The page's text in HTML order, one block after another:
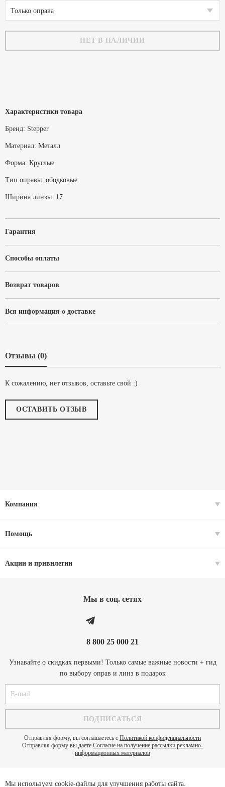
Только оправа
НЕТ В НАЛИЧИИ
Характеристики товара
Бренд: Stepper
Материал: Металл
Форма: Круглые
Тип оправы: ободковые
Ширина линзы: 17
Гарантия
Способы оплаты
Возврат товаров
Вся информация о доставке
Отзывы (0)
К сожалению, нет отзывов, оставьте свой :)
ОСТАВИТЬ ОТЗЫВ
Компания
Помощь
Акции и привилегии
Мы в соц. cетях
8 800 25 000 21
Узнавайте о скидках первыми! Только самые важные новости + гид
по выбору оправ и линз в подарок
Отправляя форму, вы соглашаетесь с Политикой конфиденциальности
Отправляя форму вы даете Согласие на получение рассылки рекламно-
информационных материалов
Мы используем cookie-файлы для улучшения работы сайта.